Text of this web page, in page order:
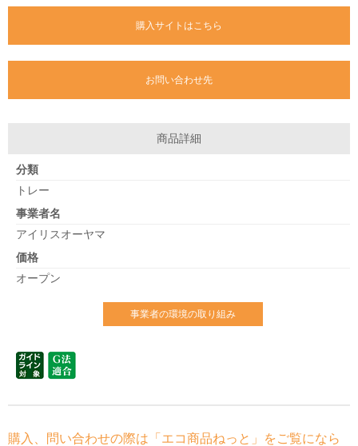
購入サイトはこちら
お問い合わせ先
商品詳細
分類
トレー
事業者名
アイリスオーヤマ
価格
オープン
事業者の環境の取り組み
購入、問い合わせの際は「エコ商品ねっと」をご覧になら